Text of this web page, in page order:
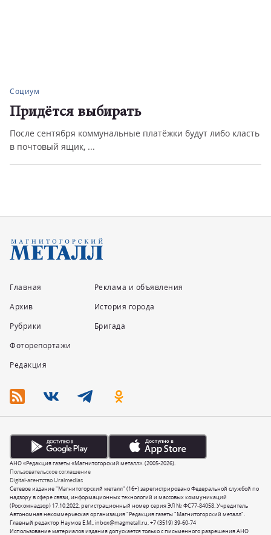
Социум
Придётся выбирать
После сентября коммунальные платёжки будут либо класть
в почтовый ящик, ...
Главная
Архив
Рубрики
Фоторепортажи
Редакция
Реклама и объявления
История города
Бригада
Сетевое издание "Магнитогорский металл" (16+) зарегистрировано Федеральной службой по
надзору в сфере связи, информационных технологий и массовых коммуникаций
(Роскомнадзор) 17.10.2022, регистрационный номер серия ЭЛ № ФС77-84058. Учредитель
Автономная некоммерческая организация "Редакция газеты "Магнитогорский металл".
Главный редактор Наумов Е.М.,inbox@magmetall.ru,+7 (3519) 39-60-74
Использование материалов издания допускается только с письменного разрешения АНО
Пользовательское соглашение
Digital-агентство Uralmedias
АНО «Редакция газеты «Магнитогорский металл». (2005-2026).